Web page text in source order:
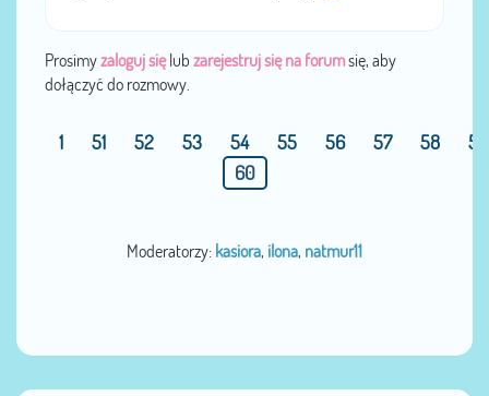
Prosimyzaloguj sięlub zarejestruj się na forumsię, aby
dołączyć do rozmowy.
1 51 52 53 54 55 56 57 58
59
60
Moderatorzy: kasiora, ilona, natmur11